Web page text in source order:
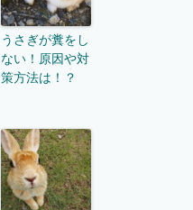
うさぎが糞をし
ない！原因や対
策方法は！？